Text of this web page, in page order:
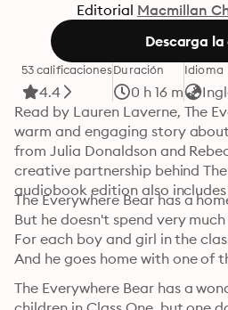
Editorial Macmillan
Descarga
53 calificaciones
4.4
Duración
0 h 16 m
Idioma
Read by Lauren Laverne, The
warm and engaging story
from Julia Donaldson and
creative partnership behind
audiobook edition also
The Everywhere Bear has a
But he doesn't spend very
For each boy and girl in the
And he goes home with one of
The Everywhere Bear has a